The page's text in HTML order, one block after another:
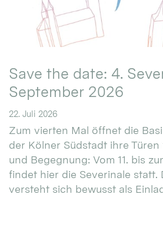
Save the date: 4.
September 2026
22. Juli 2026
Zum vierten Mal öffnet die
der Kölner Südstadt ihre Türen
und Begegnung: Vom 11. bis
findet hier die Severinale statt.
versteht sich bewusst als